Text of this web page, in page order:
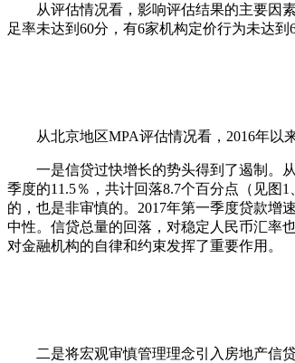
从评估情况看，影响评估结果的主要因素
足率未达到60分，有6家机构定价行为未达到
从北京地区MPA评估情况看，2016年以来
一是信贷过快增长的势头得到了遏制。从
季度的11.5％，共计回落8.7个百分点（见图
的，也是非审慎的。2017年第一季度贷款增
中性。信贷总量的回落，对稳定人民币汇率
对金融机构的自律和约束发挥了重要作用。
二是将宏观审慎管理理念引入房地产信贷